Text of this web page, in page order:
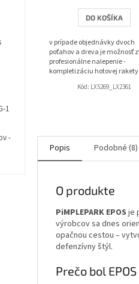
1
-
z
5
DO KOŠÍKA
v prípade objednávky dvoch
poťahov a dreva je možnosť
profesionálne nalepenie -
kompletizáciu hotovej rakety.
Kód: LX5269_LX2361
Popis Podobné (8)
O produkte
PiMPLEPARK EPOS je
výrobcov sa dnes
opačnou cestou –
defenzívny štýl.
Prečo bol